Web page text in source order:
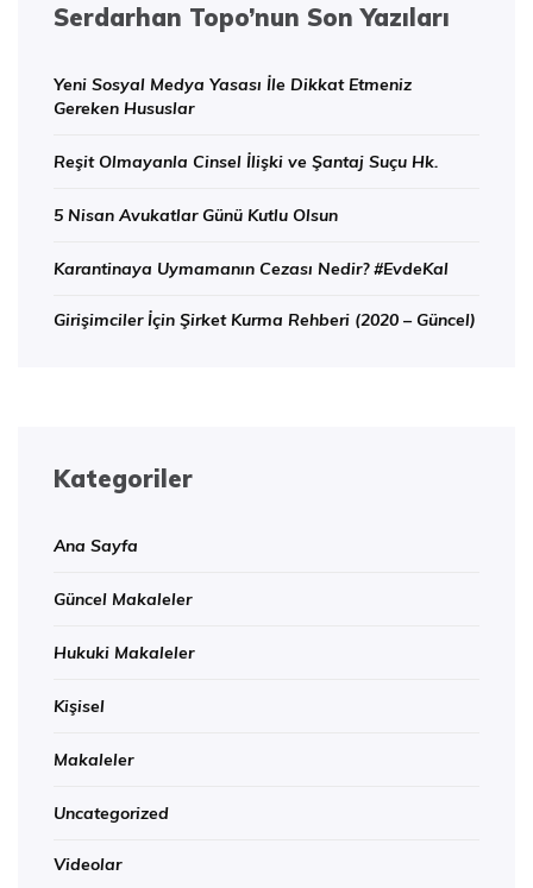
Serdarhan Topo’nun Son Yazıları
Yeni Sosyal Medya Yasası İle Dikkat Etmeniz
Gereken Hususlar
Reşit Olmayanla Cinsel İlişki ve Şantaj Suçu Hk.
5 Nisan Avukatlar Günü Kutlu Olsun
Karantinaya Uymamanın Cezası Nedir? #EvdeKal
Girişimciler İçin Şirket Kurma Rehberi (2020 – Güncel)
Kategoriler
Ana Sayfa
Güncel Makaleler
Hukuki Makaleler
Kişisel
Makaleler
Uncategorized
Videolar